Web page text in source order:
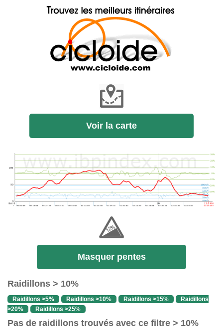
Voir la carte
Masquer pentes
Raidillons > 10%
Raidillons >5% Raidillons >10% Raidillons >15%
Raidillons
>20%
Raidillons >25%
Pas de raidillons trouvés avec ce filtre > 10%